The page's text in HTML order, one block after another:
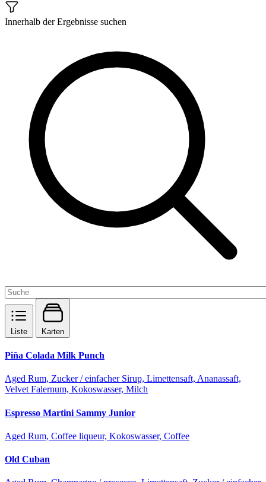
Innerhalb der Ergebnisse suchen
Liste Karten
Piña Colada Milk Punch
Aged Rum, Zucker / einfacher Sirup, Limettensaft, Ananassaft,
Velvet Falernum, Kokoswasser, Milch
Espresso Martini Sammy Junior
Aged Rum, Coffee liqueur, Kokoswasser, Coffee
Old Cuban